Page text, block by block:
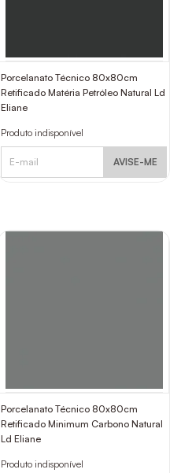
Porcelanato Técnico 80x80cm
Retificado Matéria Petróleo Natural Ld
Eliane
Produto indisponível
AVISE-ME
Porcelanato Técnico 80x80cm
Retificado Minimum Carbono Natural
Ld Eliane
Produto indisponível